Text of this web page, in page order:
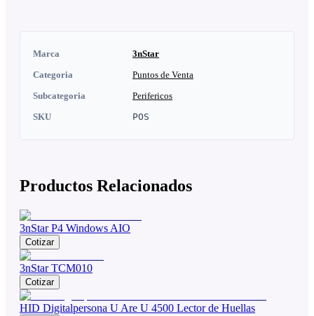
Marca
3nStar
Categoria
Puntos de Venta
Subcategoria
Perifericos
SKU
POS
Productos Relacionados
3nStar P4 Windows AIO
Cotizar
3nStar TCM010
Cotizar
HID Digitalpersona U Are U 4500 Lector de Huellas